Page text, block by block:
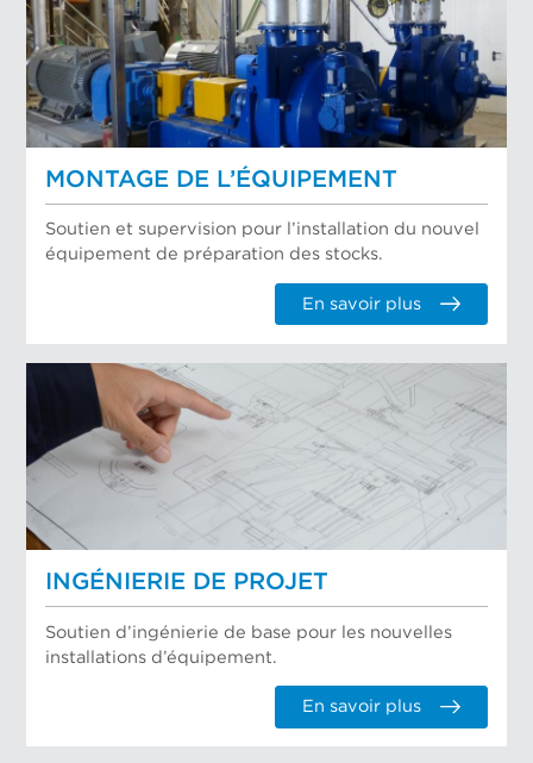
MONTAGE DE L’ÉQUIPEMENT
Soutien et supervision pour l’installation du nouvel
équipement de préparation des stocks.
En savoir plus
INGÉNIERIE DE PROJET
Soutien d’ingénierie de base pour les nouvelles
installations d’équipement.
En savoir plus